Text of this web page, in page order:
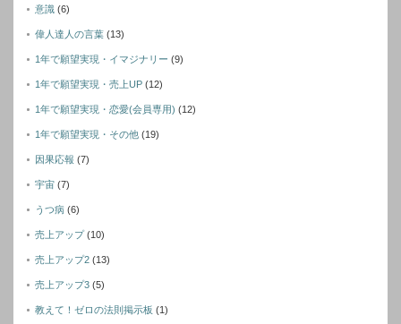
意識 (6)
偉人達人の言葉 (13)
1年で願望実現・イマジナリー (9)
1年で願望実現・売上UP (12)
1年で願望実現・恋愛(会員専用) (12)
1年で願望実現・その他 (19)
因果応報 (7)
宇宙 (7)
うつ病 (6)
売上アップ(10)
売上アップ2 (13)
売上アップ3 (5)
教えて！ゼロの法則掲示板 (1)